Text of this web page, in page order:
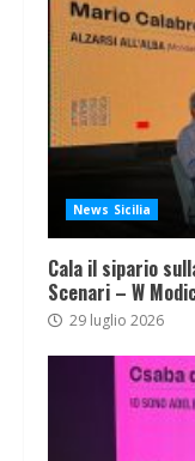
News Sicilia
Cala il sipario
Scenari – W
29 luglio 2026